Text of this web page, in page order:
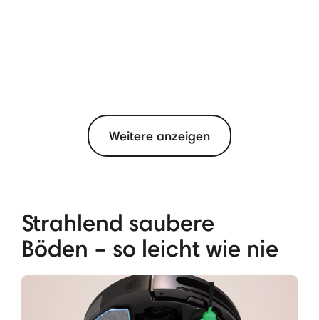
Weitere anzeigen
Strahlend saubere
Böden – so leicht wie nie